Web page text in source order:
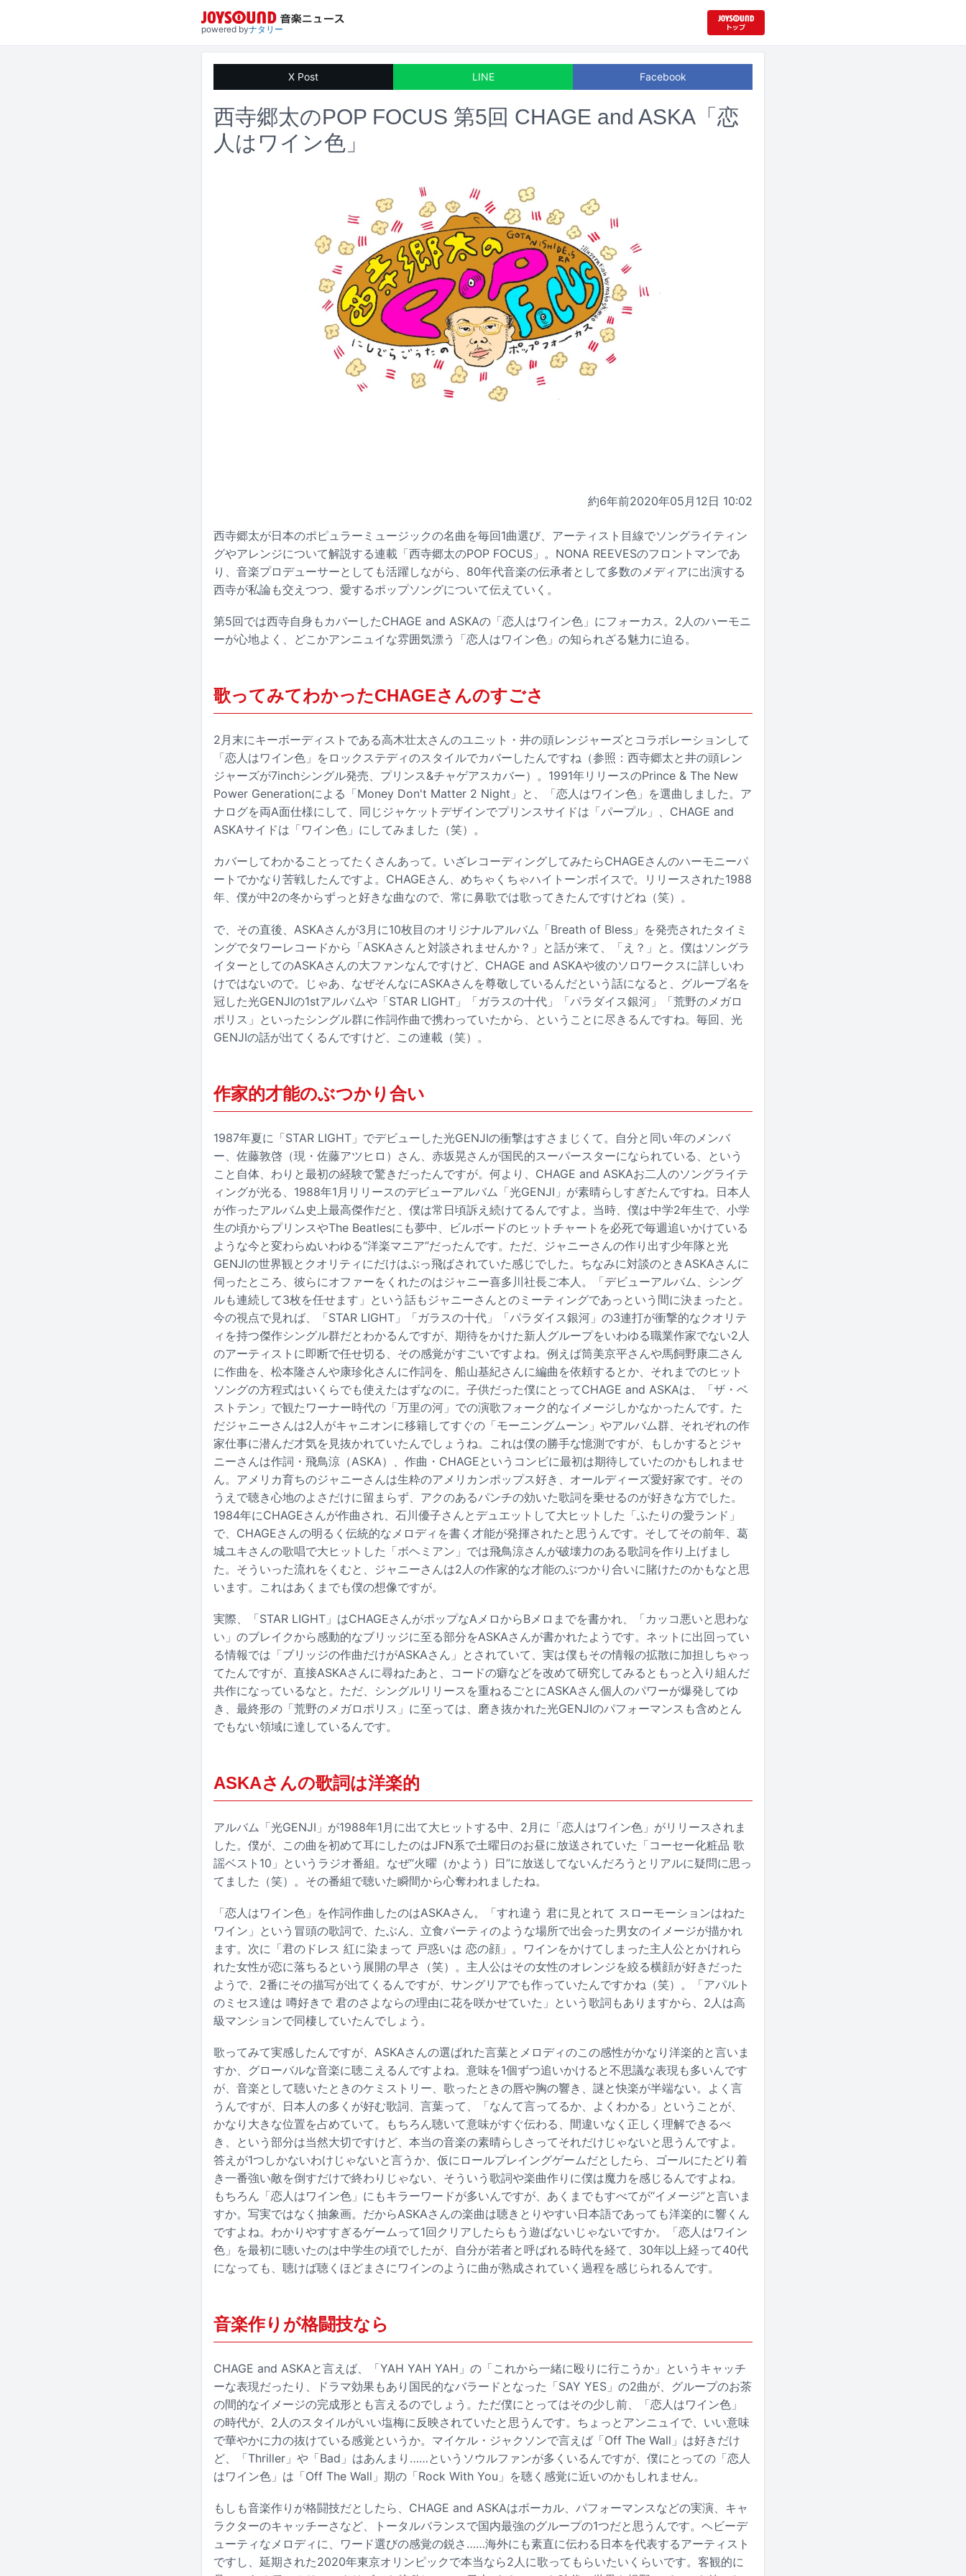
powered byナタリー
X Post LINE Facebook
西寺郷太のPOP FOCUS 第5回 CHAGE and ASKA「恋
人はワイン色」
約6年前2020年05月12日 10:02
西寺郷太が日本のポピュラーミュージックの名曲を毎回1曲選び、アーティスト目線でソングライティン
グやアレンジについて解説する連載「西寺郷太のPOP FOCUS」。NONA REEVESのフロントマンであ
り、音楽プロデューサーとしても活躍しながら、80年代音楽の伝承者として多数のメディアに出演する
西寺が私論も交えつつ、愛するポップソングについて伝えていく。
第5回では西寺自身もカバーしたCHAGE and ASKAの「恋人はワイン色」にフォーカス。2人のハーモニ
ーが心地よく、どこかアンニュイな雰囲気漂う「恋人はワイン色」の知られざる魅力に迫る。
歌ってみてわかったCHAGEさんのすごさ
2月末にキーボーディストである高木壮太さんのユニット・井の頭レンジャーズとコラボレーションして
「恋人はワイン色」をロックステディのスタイルでカバーしたんですね（参照： 西寺郷太と井の頭レン
ジャーズが7inchシングル発売、プリンス&チャゲアスカバー）。1991年リリースのPrince & The New
Power Generationによる「Money Don't Matter 2 Night」と、「恋人はワイン色」を選曲しました。ア
ナログを両A面仕様にして、同じジャケットデザインでプリンスサイドは「パープル」、CHAGE and
ASKAサイドは「ワイン色」にしてみました（笑）。
カバーしてわかることってたくさんあって。いざレコーディングしてみたらCHAGEさんのハーモニーパ
ートでかなり苦戦したんですよ。CHAGEさん、めちゃくちゃハイトーンボイスで。リリースされた1988
年、僕が中2の冬からずっと好きな曲なので、常に鼻歌では歌ってきたんですけどね（笑）。
で、その直後、ASKAさんが3月に10枚目のオリジナルアルバム「Breath of Bless」を発売されたタイミ
ングでタワーレコードから「ASKAさんと対談されませんか？」と話が来て、「え？」と。僕はソングラ
イターとしてのASKAさんの大ファンなんですけど、CHAGE and ASKAや彼のソロワークスに詳しいわ
けではないので。じゃあ、なぜそんなにASKAさんを尊敬しているんだという話になると、グループ名を
冠した光GENJIの1stアルバムや「STAR LIGHT」「ガラスの十代」「パラダイス銀河」「荒野のメガロ
ポリス」といったシングル群に作詞作曲で携わっていたから、ということに尽きるんですね。毎回、光
GENJIの話が出てくるんですけど、この連載（笑）。
作家的才能のぶつかり合い
1987年夏に「STAR LIGHT」でデビューした光GENJIの衝撃はすさまじくて。自分と同い年のメンバ
ー、佐藤敦啓（現・佐藤アツヒロ）さん、赤坂晃さんが国民的スーパースターになられている、という
こと自体、わりと最初の経験で驚きだったんですが。何より、CHAGE and ASKAお二人のソングライテ
ィングが光る、1988年1月リリースのデビューアルバム「光GENJI」が素晴らしすぎたんですね。日本人
が作ったアルバム史上最高傑作だと、僕は常日頃訴え続けてるんですよ。当時、僕は中学2年生で、小学
生の頃からプリンスやThe Beatlesにも夢中、ビルボードのヒットチャートを必死で毎週追いかけている
ような今と変わらぬいわゆる“洋楽マニア”だったんです。ただ、ジャニーさんの作り出す少年隊と光
GENJIの世界観とクオリティにだけはぶっ飛ばされていた感じでした。ちなみに対談のときASKAさんに
伺ったところ、彼らにオファーをくれたのはジャニー喜多川社長ご本人。「デビューアルバム、シング
ルも連続して3枚を任せます」という話もジャニーさんとのミーティングであっという間に決まったと。
今の視点で見れば、「STAR LIGHT」「ガラスの十代」「パラダイス銀河」の3連打が衝撃的なクオリテ
ィを持つ傑作シングル群だとわかるんですが、期待をかけた新人グループをいわゆる職業作家でない2人
のアーティストに即断で任せ切る、その感覚がすごいですよね。例えば筒美京平さんや馬飼野康二さん
に作曲を、松本隆さんや康珍化さんに作詞を、船山基紀さんに編曲を依頼するとか、それまでのヒット
ソングの方程式はいくらでも使えたはずなのに。子供だった僕にとってCHAGE and ASKAは、「ザ・ベ
ストテン」で観たワーナー時代の「万里の河」での演歌フォーク的なイメージしかなかったんです。た
だジャニーさんは2人がキャニオンに移籍してすぐの「モーニングムーン」やアルバム群、それぞれの作
家仕事に潜んだ才気を見抜かれていたんでしょうね。これは僕の勝手な憶測ですが、もしかするとジャ
ニーさんは作詞・飛鳥涼（ASKA）、作曲・CHAGEというコンビに最初は期待していたのかもしれませ
ん。アメリカ育ちのジャニーさんは生粋のアメリカンポップス好き、オールディーズ愛好家です。その
うえで聴き心地のよさだけに留まらず、アクのあるパンチの効いた歌詞を乗せるのが好きな方でした。
1984年にCHAGEさんが作曲され、石川優子さんとデュエットして大ヒットした「ふたりの愛ランド」
で、CHAGEさんの明るく伝統的なメロディを書く才能が発揮されたと思うんです。そしてその前年、葛
城ユキさんの歌唱で大ヒットした「ボヘミアン」では飛鳥涼さんが破壊力のある歌詞を作り上げまし
た。そういった流れをくむと、ジャニーさんは2人の作家的な才能のぶつかり合いに賭けたのかもなと思
います。これはあくまでも僕の想像ですが。
実際、「STAR LIGHT」はCHAGEさんがポップなAメロからBメロまでを書かれ、「カッコ悪いと思わな
い」のブレイクから感動的なブリッジに至る部分をASKAさんが書かれたようです。ネットに出回ってい
る情報では「ブリッジの作曲だけがASKAさん」とされていて、実は僕もその情報の拡散に加担しちゃっ
てたんですが、直接ASKAさんに尋ねたあと、コードの癖などを改めて研究してみるともっと入り組んだ
共作になっているなと。ただ、シングルリリースを重ねるごとにASKAさん個人のパワーが爆発してゆ
き、最終形の「荒野のメガロポリス」に至っては、磨き抜かれた光GENJIのパフォーマンスも含めとん
でもない領域に達しているんです。
ASKAさんの歌詞は洋楽的
アルバム「光GENJI」が1988年1月に出て大ヒットする中、2月に「恋人はワイン色」がリリースされま
した。僕が、この曲を初めて耳にしたのはJFN系で土曜日のお昼に放送されていた「コーセー化粧品 歌
謡ベスト10」というラジオ番組。なぜ“火曜（かよう）日”に放送してないんだろうとリアルに疑問に思っ
てました（笑）。その番組で聴いた瞬間から心奪われましたね。
「恋人はワイン色」を作詞作曲したのはASKAさん。「すれ違う 君に見とれて スローモーションはねた
ワイン」という冒頭の歌詞で、たぶん、立食パーティのような場所で出会った男女のイメージが描かれ
ます。次に「君のドレス 紅に染まって 戸惑いは 恋の顔」。ワインをかけてしまった主人公とかけれら
れた女性が恋に落ちるという展開の早さ（笑）。主人公はその女性のオレンジを絞る横顔が好きだった
ようで、2番にその描写が出てくるんですが、サングリアでも作っていたんですかね（笑）。「アパルト
のミセス達は 噂好きで 君のさよならの理由に花を咲かせていた」という歌詞もありますから、2人は高
級マンションで同棲していたんでしょう。
歌ってみて実感したんですが、ASKAさんの選ばれた言葉とメロディのこの感性がかなり洋楽的と言いま
すか、グローバルな音楽に聴こえるんですよね。意味を1個ずつ追いかけると不思議な表現も多いんです
が、音楽として聴いたときのケミストリー、歌ったときの唇や胸の響き、謎と快楽が半端ない。よく言
うんですが、日本人の多くが好む歌詞、言葉って、「なんて言ってるか、よくわかる」ということが、
かなり大きな位置を占めていて。もちろん聴いて意味がすぐ伝わる、間違いなく正しく理解できるべ
き、という部分は当然大切ですけど、本当の音楽の素晴らしさってそれだけじゃないと思うんですよ。
答えが1つしかないわけじゃないと言うか、仮にロールプレイングゲームだとしたら、ゴールにたどり着
き一番強い敵を倒すだけで終わりじゃない、そういう歌詞や楽曲作りに僕は魔力を感じるんですよね。
もちろん「恋人はワイン色」にもキラーワードが多いんですが、あくまでもすべてが“イメージ”と言いま
すか。写実ではなく抽象画。だからASKAさんの楽曲は聴きとりやすい日本語であっても洋楽的に響くん
ですよね。わかりやすすぎるゲームって1回クリアしたらもう遊ばないじゃないですか。「恋人はワイン
色」を最初に聴いたのは中学生の頃でしたが、自分が若者と呼ばれる時代を経て、30年以上経って40代
になっても、聴けば聴くほどまさにワインのように曲が熟成されていく過程を感じられるんです。
音楽作りが格闘技なら
CHAGE and ASKAと言えば、「YAH YAH YAH」の「これから一緒に殴りに行こうか」というキャッチ
ーな表現だったり、ドラマ効果もあり国民的なバラードとなった「SAY YES」の2曲が、グループのお茶
の間的なイメージの完成形とも言えるのでしょう。ただ僕にとってはその少し前、「恋人はワイン色」
の時代が、2人のスタイルがいい塩梅に反映されていたと思うんです。ちょっとアンニュイで、いい意味
で華やかに力の抜けている感覚というか。マイケル・ジャクソンで言えば「Off The Wall」は好きだけ
ど、「Thriller」や「Bad」はあんまり……というソウルファンが多くいるんですが、僕にとっての「恋人
はワイン色」は「Off The Wall」期の「Rock With You」を聴く感覚に近いのかもしれません。
もしも音楽作りが格闘技だとしたら、CHAGE and ASKAはボーカル、パフォーマンスなどの実演、キャ
ラクターのキャッチーさなど、トータルバランスで国内最強のグループの1つだと思うんです。ヘビーデ
ューティなメロディに、ワード選びの感覚の鋭さ……海外にも素直に伝わる日本を代表するアーティスト
ですし、延期された2020年東京オリンピックで本当なら2人に歌ってもらいたいくらいです。客観的に